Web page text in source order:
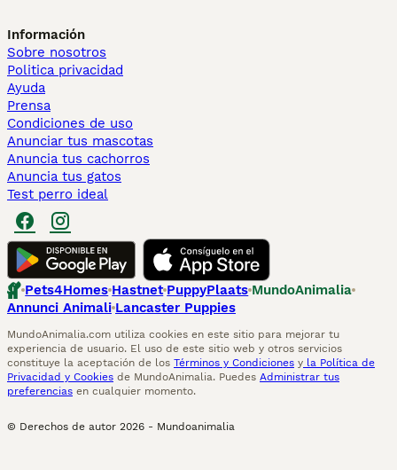
Información
Sobre nosotros
Politica privacidad
Ayuda
Prensa
Condiciones de uso
Anunciar tus mascotas
Anuncia tus cachorros
Anuncia tus gatos
Test perro ideal
Pets4Homes Hastnet PuppyPlaats MundoAnimalia
Annunci Animali Lancaster Puppies
MundoAnimalia.com utiliza cookies en este sitio para mejorar tu
experiencia de usuario. El uso de este sitio web y otros servicios
constituye la aceptación de los Términos y Condiciones y la Política de
Privacidad y Cookies de MundoAnimalia. Puedes Administrar tus
preferencias en cualquier momento.
© Derechos de autor 2026 - Mundoanimalia